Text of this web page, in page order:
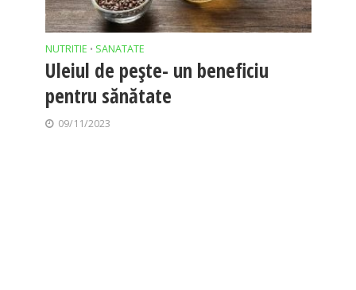
NUTRITIE • SANATATE
Uleiul de pește- un beneficiu
pentru sănătate
09/11/2023